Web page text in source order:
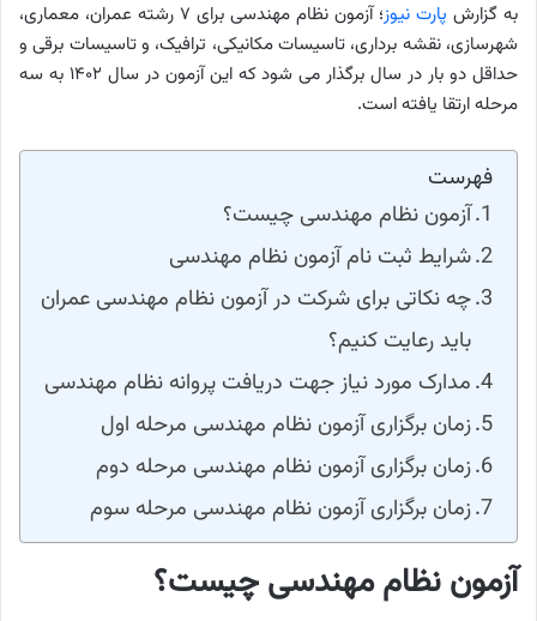
به گزارش پارت نیوز
؛ آزمون نظام مهندسی برای ۷ رشته عمران، معماری،
شهرسازی، نقشه برداری، تاسیسات مکانیکی، ترافیک، و تاسیسات برقی و
حداقل دو بار در سال برگذار می شود که این آزمون در سال ۱۴۰۲ به سه
مرحله ارتقا یافته است.
فهرست
آزمون نظام مهندسی چیست؟
شرایط ثبت نام آزمون نظام مهندسی
چه نکاتی برای شرکت در آزمون نظام مهندسی عمران
باید رعایت کنیم؟
مدارک مورد نیاز جهت دریافت پروانه نظام مهندسی
زمان برگزاری آزمون نظام مهندسی مرحله اول
زمان برگزاری آزمون نظام مهندسی مرحله دوم
زمان برگزاری آزمون نظام مهندسی مرحله سوم
آزمون نظام مهندسی چیست؟